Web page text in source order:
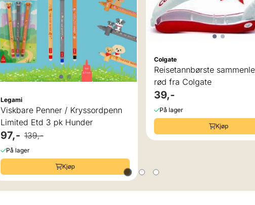
Legami
Viskbare Penner / Kryssordpenn
Limited Etd 3 pk Hunder
97,- 139,-
På lager
Kjøp
Colgate
Reisetannbørste
rød fra Colgate
39,-
På lager
Kjøp